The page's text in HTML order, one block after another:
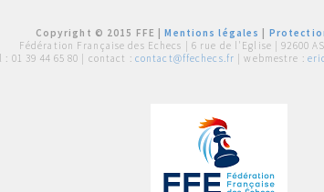
Copyright © 2015 FFE |Mentions légales
Fédération Française des Echecs | 6 rue de l'Eglise | 92600
: 01 39 44 65 80 | contact : contact@ffechecs.fr | webmestre :